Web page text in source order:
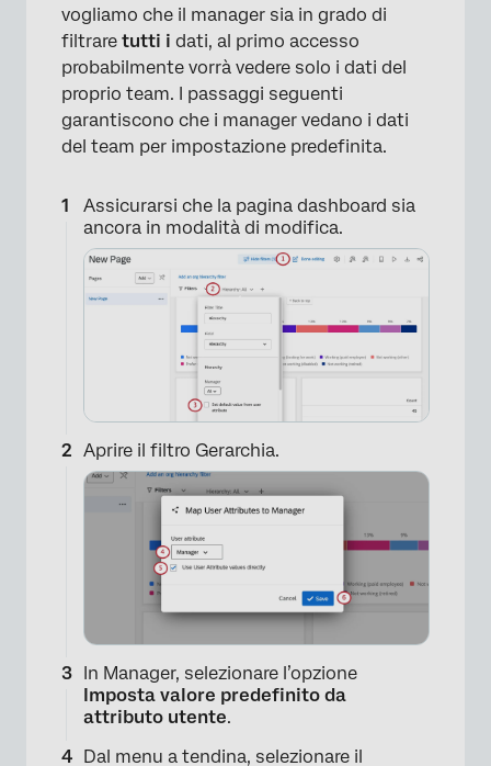
×
vogliamo che il manager sia in grado di
filtrare tutti i dati, al primo accesso
probabilmente vorrà vedere solo i dati del
proprio team. I passaggi seguenti
garantiscono che i manager vedano i dati
del team per impostazione predefinita.
Assicurarsi che la pagina dashboard sia
ancora in modalità di modifica.
Aprire il filtro Gerarchia.
In Manager, selezionare l’opzione
Imposta valore predefinito da
attributo utente.
Dal menu a tendina, selezionare il